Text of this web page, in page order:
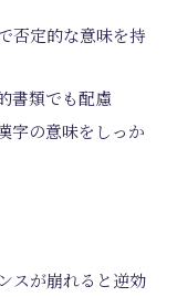
否定的な意味を持
書類でも配慮
字の意味をしっか
スが崩れると逆効